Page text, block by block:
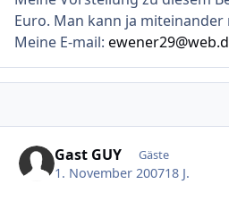
Euro. Man kann ja miteinander
Meine E-mail:
Gast GUY Gäste
1. November 200718 J.